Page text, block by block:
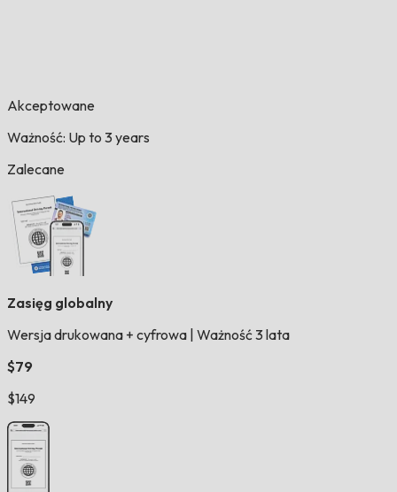
Akceptowane
Ważność: Up to 3 years
Zalecane
Zasięg globalny
Wersja drukowana + cyfrowa Ważność 3 lata
$79
$149